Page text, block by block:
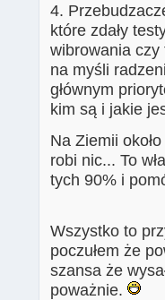
4.
które zdały
wibrowania
na myśli
głównym
kim są i jakie
Na Ziemii
robi nic... To
tych 90% i
Wszystko to
poczułem że
szansa że
poważnie.